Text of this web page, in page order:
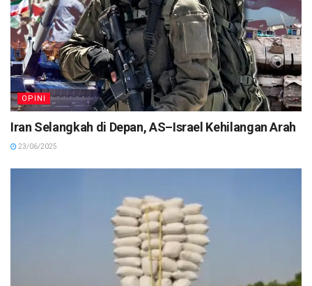
OPINI
Iran Selangkah di Depan, AS–Israel Kehilangan Arah
23/06/2025